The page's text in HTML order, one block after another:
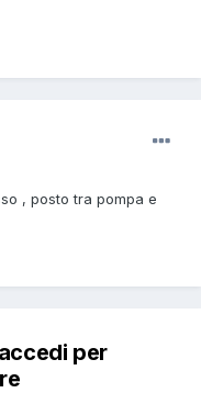
, posto tra pompa e
per